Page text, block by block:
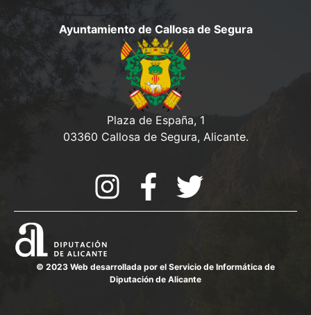
Ayuntamiento de Callosa de Segura
Plaza de España, 1
03360 Callosa de Segura, Alicante.
© 2023 Web desarrollada por el Servicio de Informática de
Diputación de Alicante